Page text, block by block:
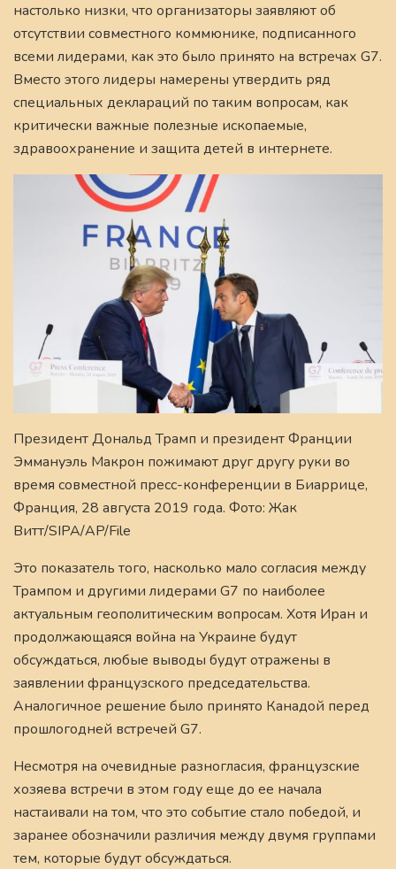
настолько низки, что организаторы заявляют об
отсутствии совместного коммюнике, подписанного
всеми лидерами, как это было принято на встречах G7.
Вместо этого лидеры намерены утвердить ряд
специальных деклараций по таким вопросам, как
критически важные полезные ископаемые,
здравоохранение и защита детей в интернете.
Президент Дональд Трамп и президент Франции
Эммануэль Макрон пожимают друг другу руки во
время совместной пресс-конференции в Биаррице,
Франция, 28 августа 2019 года. Фото: Жак
Витт/SIPA/AP/File
Это показатель того, насколько мало согласия между
Трампом и другими лидерами G7 по наиболее
актуальным геополитическим вопросам. Хотя Иран и
продолжающаяся война на Украине будут
обсуждаться, любые выводы будут отражены в
заявлении французского председательства.
Аналогичное решение было принято Канадой перед
прошлогодней встречей G7.
Несмотря на очевидные разногласия, французские
хозяева встречи в этом году еще до ее начала
настаивали на том, что это событие стало победой, и
заранее обозначили различия между двумя группами
тем, которые будут обсуждаться.